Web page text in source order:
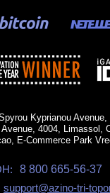
Kyprianou
4004,
E-Commerce Park
8 800 665-56-37
support@azino-tri-